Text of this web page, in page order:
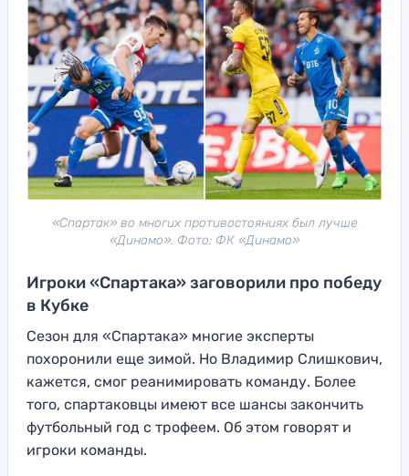
«Спартак» во многих противостояниях был лучше
«Динамо». Фото: ФК «Динамо»
Игроки «Спартака» заговорили про победу
в Кубке
Сезон для «Спартака» многие эксперты
похоронили еще зимой. Но Владимир Слишкович,
кажется, смог реанимировать команду. Более
того, спартаковцы имеют все шансы закончить
футбольный год с трофеем. Об этом говорят и
игроки команды.